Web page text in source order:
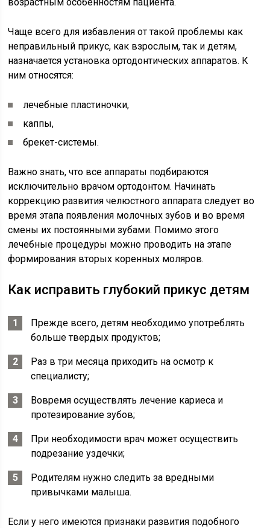
Чаще всего для избавления от такой проблемы как
неправильный прикус, как взрослым, так и детям,
назначается установка ортодонтических аппаратов. К
ним относятся:
лечебные пластиночки,
каппы,
брекет-системы.
Важно знать, что все аппараты подбираются
исключительно врачом ортодонтом. Начинать
коррекцию развития челюстного аппарата следует во
время этапа появления молочных зубов и во время
смены их постоянными зубами. Помимо этого
лечебные процедуры можно проводить на этапе
формирования вторых коренных моляров.
Как исправить глубокий прикус детям
Прежде всего, детям необходимо употреблять
больше твердых продуктов;
Раз в три месяца приходить на осмотр к
специалисту;
Вовремя осуществлять лечение кариеса и
протезирование зубов;
При необходимости врач может осуществить
подрезание уздечки;
Родителям нужно следить за вредными
привычками малыша.
Если у него имеются признаки развития подобного